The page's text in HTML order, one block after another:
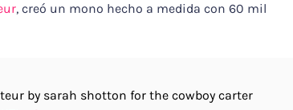
, creó un mono hecho a medida con 60 mil
by sarah shotton for the cowboy carter